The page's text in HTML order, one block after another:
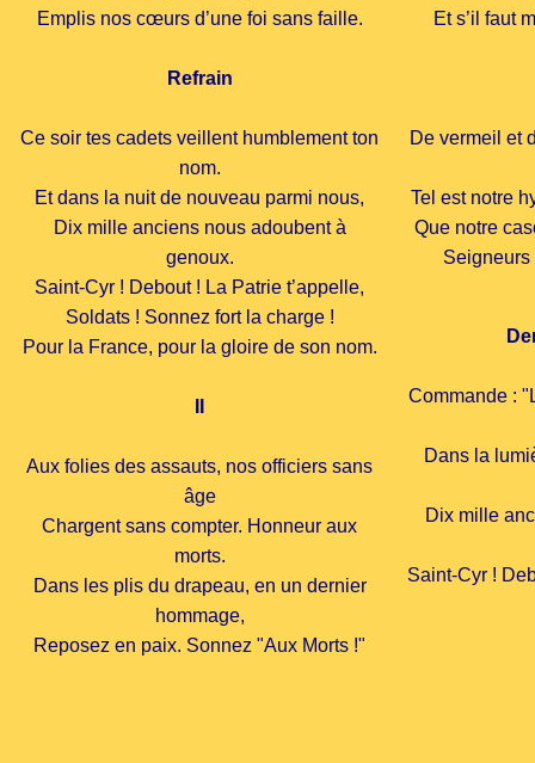
Emplis nos cœurs d’une foi sans faille.
Refrain
Ce soir tes cadets veillent humblement ton
nom.
Et dans la nuit de nouveau parmi nous,
Dix mille anciens nous adoubent à
genoux.
Saint-Cyr ! Debout ! La Patrie t’appelle,
Soldats ! Sonnez fort la charge !
Pour la France, pour la gloire de son nom.
Aux folies des assauts, nos officiers sans
âge
Chargent sans compter. Honneur aux
morts.
Dans les plis du drapeau, en un dernier
hommage,
Reposez en paix. Sonnez "Aux Morts !"
Et s’il faut
De vermeil et
Tel est notre
Que notre
Seigneurs
Commande :
Dans la
Dix mille
Saint-Cyr !